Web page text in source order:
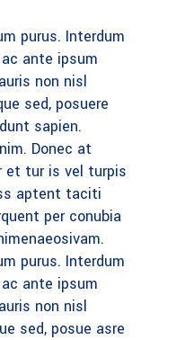
purus. Interdum
ante ipsum
non nisl
sed, posuere
sapien.
Donec at
et tur is vel turpis
aptent taciti
per conubia
purus. Interdum
ante ipsum
non nisl
sed, posue asre